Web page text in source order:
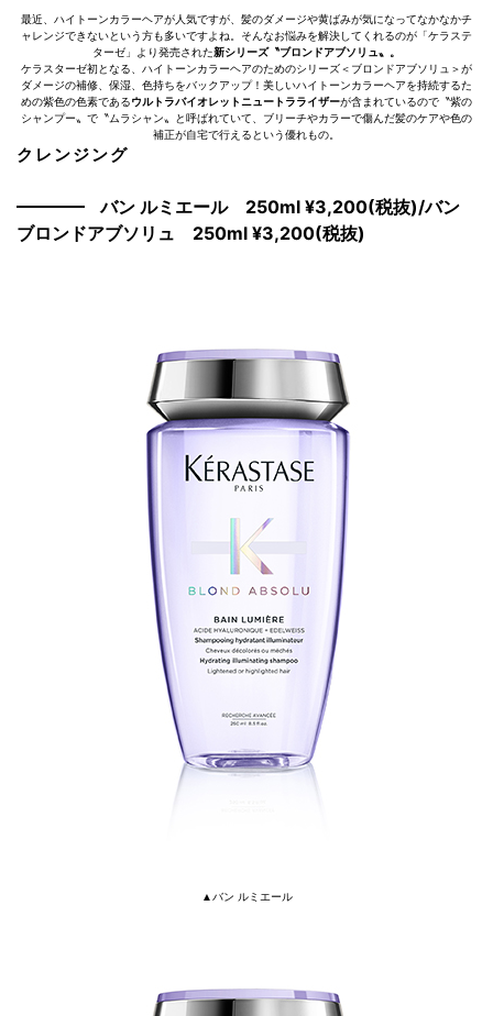
最近、ハイトーンカラーヘアが人気ですが、髪のダメージや黄ばみが気になってなかなかチ
ャレンジできないという方も多いですよね。そんなお悩みを解決してくれるのが「ケラステ
ターゼ」より発売された新シリーズ〝ブロンドアブソリュ〟。
ケラスターゼ初となる、ハイトーンカラーヘアのためのシリーズ＜ブロンドアブソリュ＞が
ダメージの補修、保湿、色持ちをバックアップ！美しいハイトーンカラーヘアを持続するた
めの紫色の色素であるウルトラバイオレットニュートラライザーが含まれているので〝紫の
シャンプー〟で〝ムラシャン〟と呼ばれていて、ブリーチやカラーで傷んだ髪のケアや色の
補正が自宅で行えるという優れもの。
クレンジング
バン ルミエール 250ml ¥3,200(税抜)/バン
ブロンドアブソリュ 250ml ¥3,200(税抜)
▲バン ルミエール